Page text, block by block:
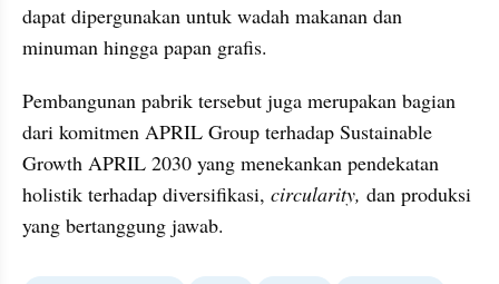
dapat dipergunakan untuk wadah makanan dan
minuman hingga papan grafis.
Pembangunan pabrik tersebut juga merupakan bagian
dari komitmen APRIL Group terhadap Sustainable
Growth APRIL 2030 yang menekankan pendekatan
holistik terhadap diversifikasi, circularity, dan produksi
yang bertanggung jawab.